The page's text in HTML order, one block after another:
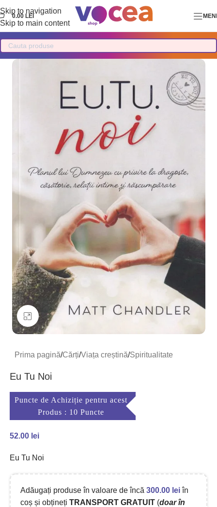
Skip to navigation
Skip to main content
0.00 LEI
Mărește imaginea
Prima pagină/Cărți/Viața creștină/Spiritualitate
Eu Tu Noi
Puncte de Achiziție pentru acest
Produs : 10 Puncte
52.00 lei
Eu Tu Noi
Adăugați produse în valoare de încă 300.00 leiîn
coș și obțineți TRANSPORT GRATUIT (doar în